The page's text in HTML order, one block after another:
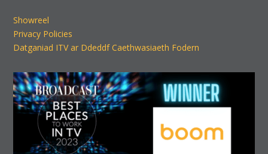
Showreel
Privacy Policies
Datganiad ITV ar Ddeddf Caethwasiaeth Fodern